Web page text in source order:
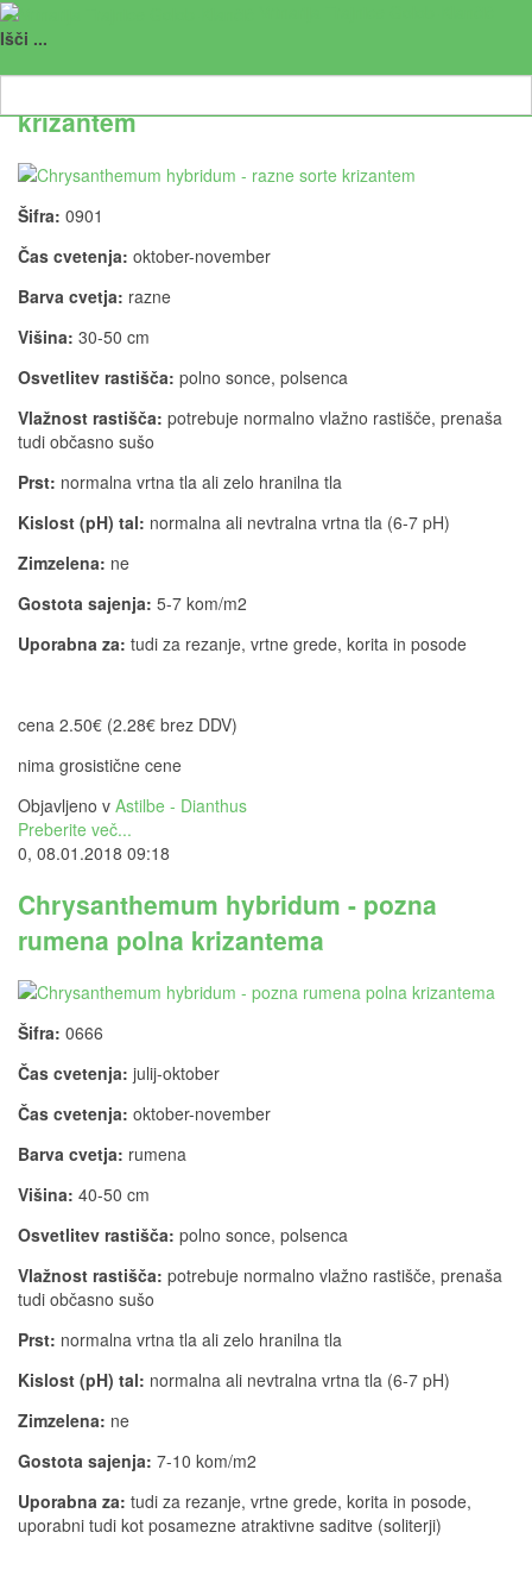
Išči ...
Naroči se na ta RSS
0, 08.01.2018 09:20
Chrysanthemum hybridum - razne sorte
krizantem
Šifra: 0901
Čas cvetenja: oktober-november
Barva cvetja: razne
Višina: 30-50 cm
Osvetlitev rastišča: polno sonce, polsenca
Vlažnost rastišča: potrebuje normalno vlažno rastišče, prenaša
tudi občasno sušo
Prst: normalna vrtna tla ali zelo hranilna tla
Kislost (pH) tal: normalna ali nevtralna vrtna tla (6-7 pH)
Zimzelena: ne
Gostota sajenja: 5-7 kom/m2
Uporabna za: tudi za rezanje, vrtne grede, korita in posode
cena 2.50€ (2.28€ brez DDV)
nima grosistične cene
Objavljeno v Astilbe - Dianthus
Preberite več...
0, 08.01.2018 09:18
Chrysanthemum hybridum - pozna
rumena polna krizantema
Šifra: 0666
Čas cvetenja: julij-oktober
Čas cvetenja: oktober-november
Barva cvetja: rumena
Višina: 40-50 cm
Osvetlitev rastišča: polno sonce, polsenca
Vlažnost rastišča: potrebuje normalno vlažno rastišče, prenaša
tudi občasno sušo
Prst: normalna vrtna tla ali zelo hranilna tla
Kislost (pH) tal: normalna ali nevtralna vrtna tla (6-7 pH)
Zimzelena: ne
Gostota sajenja: 7-10 kom/m2
Uporabna za: tudi za rezanje, vrtne grede, korita in posode,
uporabni tudi kot posamezne atraktivne saditve (soliterji)